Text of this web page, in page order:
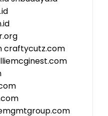
craftycutz.com